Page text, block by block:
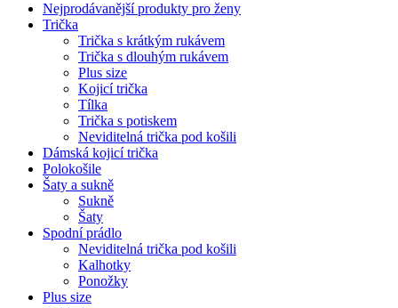
Nejprodávanější produkty pro ženy
Trička
Trička s krátkým rukávem
Trička s dlouhým rukávem
Plus size
Kojicí trička
Tílka
Trička s potiskem
Neviditelná trička pod košili
Dámská kojicí trička
Polokošile
Šaty a sukně
Sukně
Šaty
Spodní prádlo
Neviditelná trička pod košili
Kalhotky
Ponožky
Plus size